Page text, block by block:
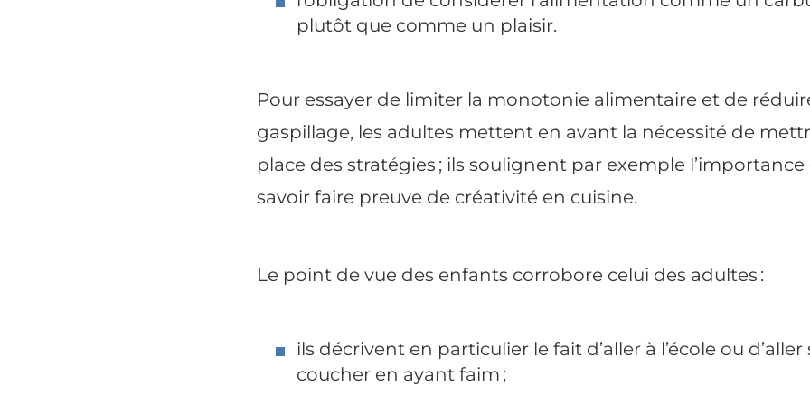
plutôt que comme un plaisir.
Pour essayer de limiter la monotonie alimentaire et de
gaspillage, les adultes mettent en avant la nécessité de
place des stratégies ; ils soulignent par exemple l’importance
savoir faire preuve de créativité en cuisine.
Le point de vue des enfants corrobore celui des adultes :
ils décrivent en particulier le fait d’aller à l’école ou d’aller
coucher en ayant faim ;